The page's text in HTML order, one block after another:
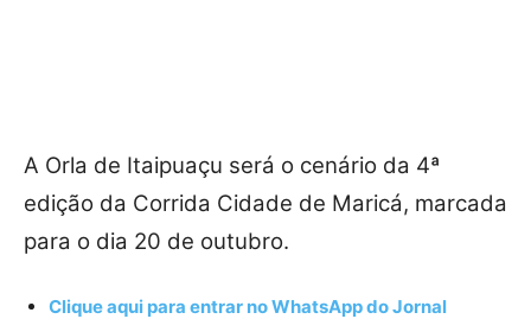
A Orla de Itaipuaçu será o cenário da 4ª
edição da Corrida Cidade de Maricá, marcada
para o dia 20 de outubro.
Clique aqui para entrar noWhatsAppdo Jornal